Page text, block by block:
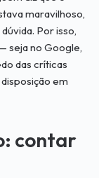
maravilhoso,
Por isso,
seja no Google,
das críticas
em
contar